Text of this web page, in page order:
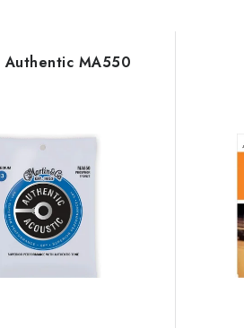
Authentic MA550